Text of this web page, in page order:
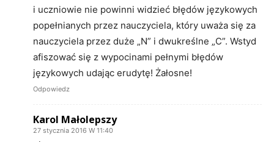
i uczniowie nie powinni widzieć błędów językowych
popełnianych przez nauczyciela, który uważa się za
nauczyciela przez duże „N” i dwukreślne „C”. Wstyd
afiszować się z wypocinami pełnymi błędów
językowych udając erudytę! Żałosne!
Odpowiedz
Karol Małolepszy
27 stycznia 2016 W 11:40